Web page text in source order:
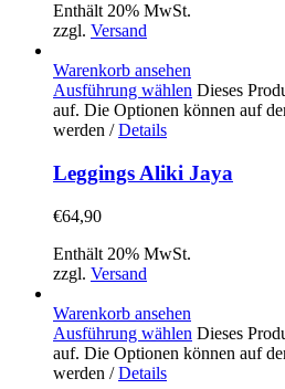
Enthält 20% MwSt.
zzgl. Versand
Warenkorb ansehen
Ausführung wählen Dieses
auf. Die Optionen können auf
werden / Details
Leggings Aliki Jaya
€64,90
Enthält 20% MwSt.
zzgl. Versand
Warenkorb ansehen
Ausführung wählen Dieses
auf. Die Optionen können auf
werden / Details